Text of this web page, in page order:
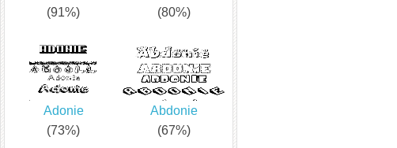
(91%)
(80%)
Adonie
(73%)
Abdonie
(67%)